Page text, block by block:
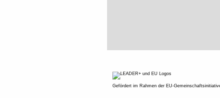
Gefördert im Rahmen der EU-